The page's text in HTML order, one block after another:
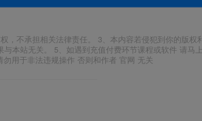
，不承担相关法律责任。 3、本内容若侵犯到你的版权
本站无关。 5、如遇到充值付费环节课程或软件 请马
用于非法违规操作 否则和作者 官网 无关